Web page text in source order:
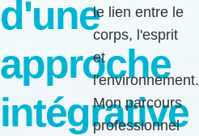
d'une
approche
intégrative
le lien entre le
corps, l'esprit
et
l'environnement.
Mon parcours
professionnel